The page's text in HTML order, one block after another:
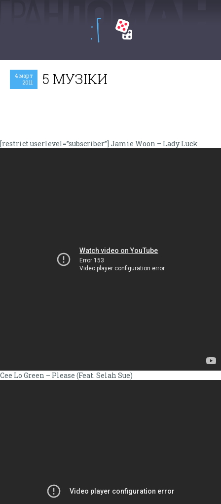
:Г
4 март
2011
5 МУЗIКИ
[restrict userlevel=”subscriber”] Jamie Woon – Lady Luck
Cee Lo Green – Please (Feat. Selah Sue)